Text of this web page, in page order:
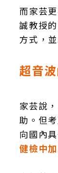
而家芸
誠教授
方式，
超音
家芸說
助。但
向國內
健檢中